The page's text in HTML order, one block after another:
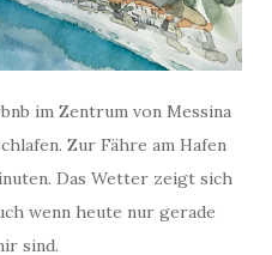
im Zentrum von Messina
Zur Fähre am Hafen
Das Wetter zeigt sich
wenn heute nur gerade
sind.